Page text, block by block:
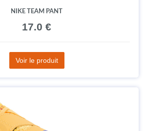
NIKE TEAM PANT
17.0 €
Voir le produit